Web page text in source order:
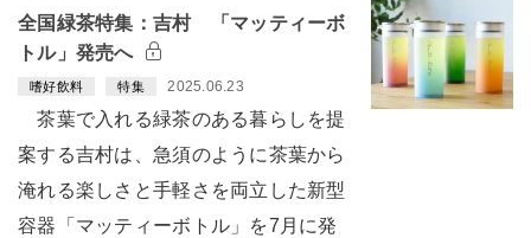
全国緑茶特集：吉村 「マッティーボ
トル」発売へ
嗜好飲料 特集 2025.06.23
茶葉で入れる緑茶のある暮らしを提
案する吉村は、急須のように茶葉から
淹れる楽しさと手軽さを両立した新型
容器「マッティーボトル」を7月に発